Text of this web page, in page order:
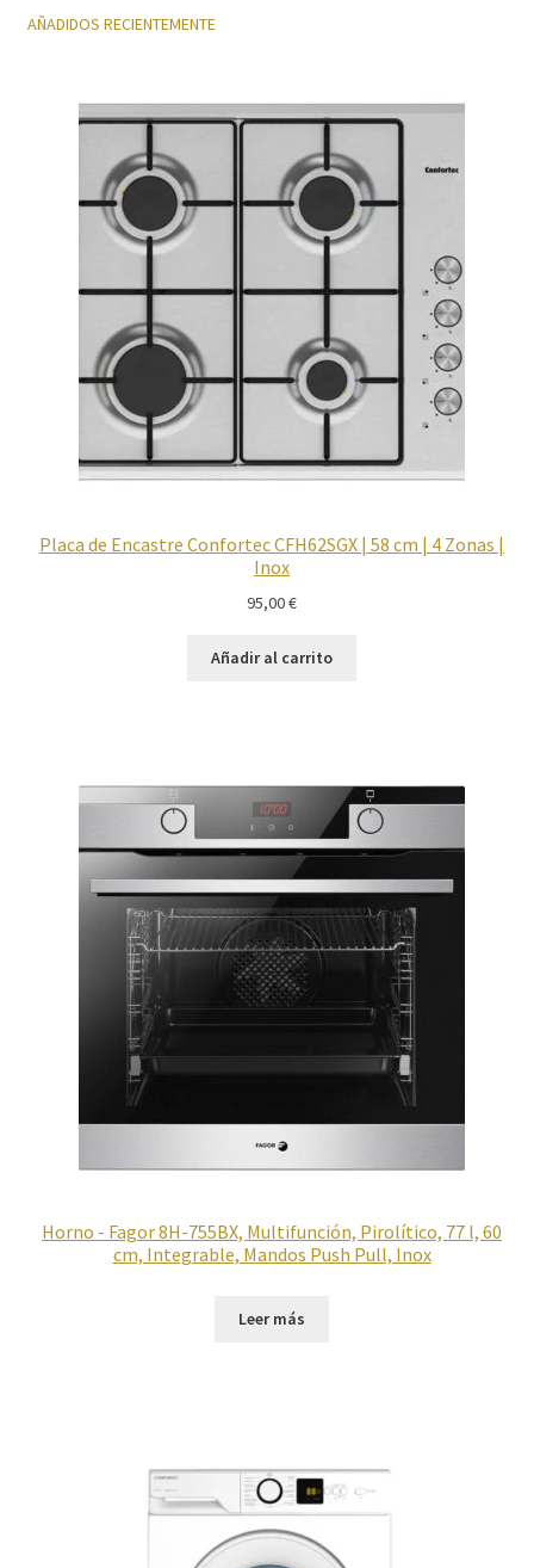
AÑADIDOS RECIENTEMENTE
Placa de Encastre Confortec CFH62SGX | 58 cm | 4 Zonas |
Inox
95,00€
Añadir al carrito
Horno - Fagor 8H-755BX, Multifunción, Pirolítico, 77 l, 60
cm, Integrable, Mandos Push Pull, Inox
Leer más